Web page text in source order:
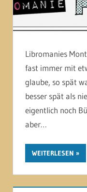
Libromanies
fast immer mit
glaube, so spät
besser spät als
eigentlich noch
aber…
WEITERLESEN